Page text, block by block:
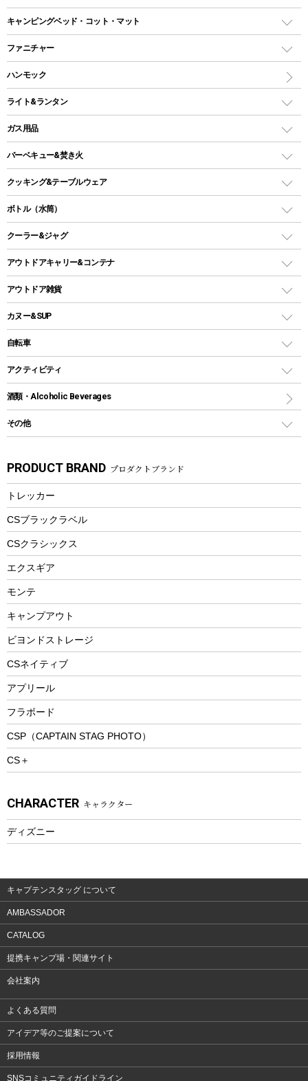
ツールームテント
ワンポールテント
シェルターテント
ロッジ型・オリジナルテント
タープ
スクエアタープ（レクタタープ）
メッシュタープ
自立式タープ
パラソル
テントアクセサリー
ペグ
グランドシート
ガイドロープ
ツール
レクタングラー型（封筒型）シュラフ
インナーシュラフ
キャンピングベッド・コット・マット
キャンピングベッド・コット
インフレータブルマット
ファニチャー
アウトドアテーブル
レジャーシート
ハンモック
ライト&ランタン
LEDランタン
オイルランタン
LEDライト
ヘッドライト
キャンドル
ガス用品
ガスバーナー
ガス缶
ガストーチ、ライター
バーベキュー&焚き火
バーベキューコンロ、グリル
焚き火台タイプ（ロースタイル）グリル
卓上タイプグリル
パーティータイプグリル
鉄板、アミ
焚き火台&ストーブ
火起こし
バーベキューツール
燃料・着火剤・炭
クッキング&テーブルウェア
ダッチオーブン
ホットサンドメーカー
クッカーセット
シェラカップ
クッキングツール
ナイフ
カトラリー
マグカップ、カップ
ステンレスボトル
フードボトル
トレー
ランチョンマット
ランチボックス
ボトル（水筒）
ステンレスボトル
コップ付きタイプ
ワンタッチタイプ
プラスチックボトル
ディズニーボトル
クーラー&ジャグ
クーラーボックス
ウォータージャグ
保冷剤
アウトドアキャリー&コンテナ
アウトドアキャリー
アウトドア雑貨
バックパック&バッグ
リュック、バックパック
トートバッグ、サコッシュ
ショッピングキャリー
その他アウトドア雑貨
スプレー関係
ツール、他
カヌー&SUP
インフレータブル
カヤック
パドル
ヘルメット
エアーポンプ
アクセサリー
自転車
折りたたみ自転車
シティサイクル
自転車ウェア
アクティビティ
マリン
ラッシュガード
パラソル
フローティングベスト
エアーポンプ
ビーチテント
ウィンター
スノーシュー
防寒ウェア
トレッキング
トレッキングステッキ
トレッキングアクセサリー
プレイグッズ
ウェルネス
ウェア、タオル
フィットネス
ウェア
酒類・Alcoholic Beverages
その他
湯たんぽ
防災用品
PRODUCT BRAND プロダクトブランド
トレッカー
CSブラックラベル
CSクラシックス
エクスギア
モンテ
キャンプアウト
ビヨンドストレージ
CSネイティブ
アプリール
フラボード
CSP（CAPTAIN STAG PHOTO）
CS＋
CHARACTER キャラクター
ディズニー
キャプテンスタッグ について
AMBASSADOR
CATALOG
提携キャンプ場・関連サイト
会社案内
よくある質問
アイデア等のご提案について
採用情報
SNSコミュニティガイドライン